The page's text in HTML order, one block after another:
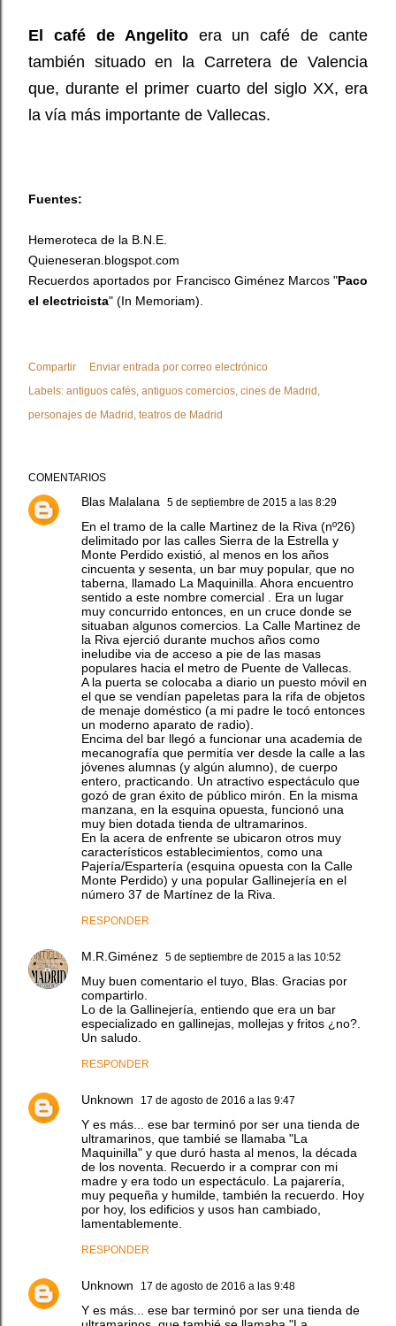
El café de Angelitoera un café de cante
también situado en la Carretera de Valencia
que, durante el primer cuarto del siglo XX, era
la vía más importante de Vallecas.
Fuentes:
Hemeroteca de la B.N.E.
Quieneseran.blogspot.com
Recuerdos aportados por Francisco Giménez Marcos "Paco
el electricista" (In Memoriam).
Compartir
Enviar entrada por correo electrónico
Labels: antiguos cafés antiguos comercios cines de Madrid
personajes de Madrid teatros de Madrid
COMENTARIOS
Blas Malalana 5 de septiembre de 2015 a las 8:29
En el tramo de la calle Martinez de la Riva (nº26)
delimitado por las calles Sierra de la Estrella y
Monte Perdido existió, al menos en los años
cincuenta y sesenta, un bar muy popular, que no
taberna, llamado La Maquinilla. Ahora encuentro
sentido a este nombre comercial . Era un lugar
muy concurrido entonces, en un cruce donde se
situaban algunos comercios. La Calle Martinez de
la Riva ejerció durante muchos años como
ineludibe via de acceso a pie de las masas
populares hacia el metro de Puente de Vallecas.
A la puerta se colocaba a diario un puesto móvil en
el que se vendían papeletas para la rifa de objetos
de menaje doméstico (a mi padre le tocó entonces
un moderno aparato de radio).
Encima del bar llegó a funcionar una academia de
mecanografía que permitía ver desde la calle a las
jóvenes alumnas (y algún alumno), de cuerpo
entero, practicando. Un atractivo espectáculo que
gozó de gran éxito de público mirón. En la misma
manzana, en la esquina opuesta, funcionó una
muy bien dotada tienda de ultramarinos.
En la acera de enfrente se ubicaron otros muy
característicos establecimientos, como una
Pajería/Espartería (esquina opuesta con la Calle
Monte Perdido) y una popular Gallinejería en el
número 37 de Martínez de la Riva.
RESPONDER
M.R.Giménez 5 de septiembre de 2015 a las 10:52
Muy buen comentario el tuyo, Blas. Gracias por
compartirlo.
Lo de la Gallinejería, entiendo que era un bar
especializado en gallinejas, mollejas y fritos ¿no?.
Un saludo.
RESPONDER
Unknown 17 de agosto de 2016 a las 9:47
Y es más... ese bar terminó por ser una tienda de
ultramarinos, que tambié se llamaba "La
Maquinilla" y que duró hasta al menos, la década
de los noventa. Recuerdo ir a comprar con mi
madre y era todo un espectáculo. La pajarería,
muy pequeña y humilde, también la recuerdo. Hoy
por hoy, los edificios y usos han cambiado,
lamentablemente.
RESPONDER
Unknown 17 de agosto de 2016 a las 9:48
Y es más... ese bar terminó por ser una tienda de